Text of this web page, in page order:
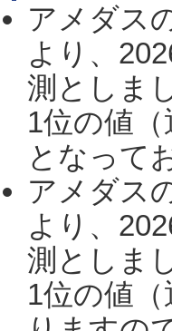
アメダス
より、
測としま
1位の値
となって
アメダス
より、
測としま
1位の値